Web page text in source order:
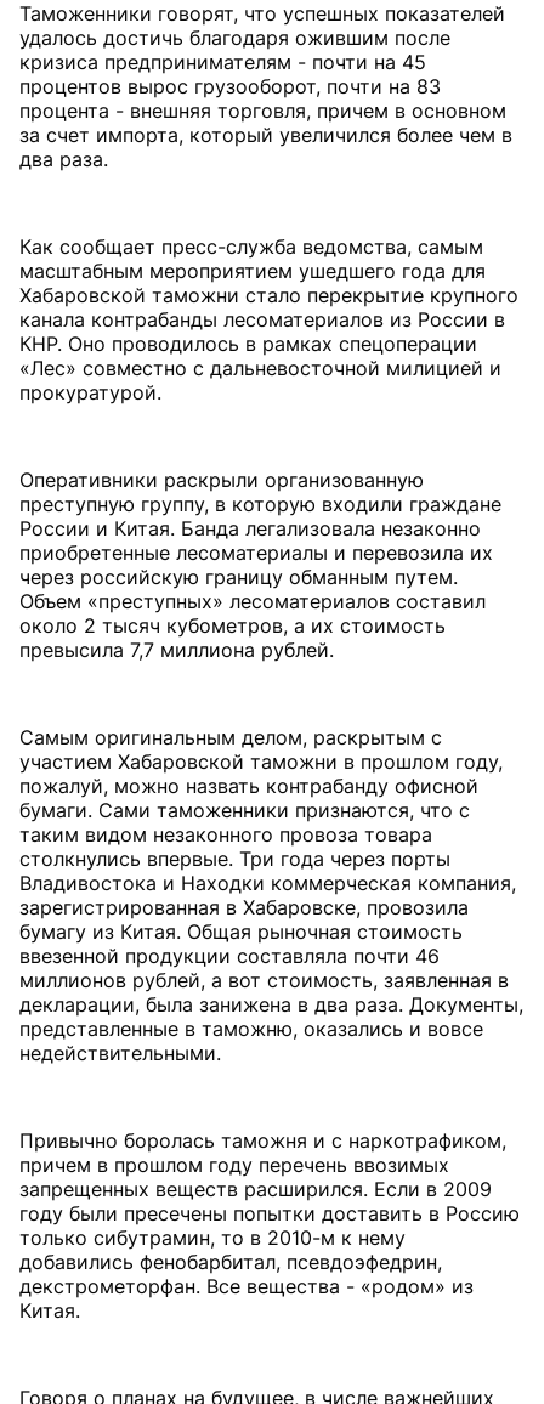
Таможенники говорят, что успешных показателей
удалось достичь благодаря ожившим после
кризиса предпринимателям - почти на 45
процентов вырос грузооборот, почти на 83
процента - внешняя торговля, причем в основном
за счет импорта, который увеличился более чем в
два раза.
Как сообщает пресс-служба ведомства, самым
масштабным мероприятием ушедшего года для
Хабаровской таможни стало перекрытие крупного
канала контрабанды лесоматериалов из России в
КНР. Оно проводилось в рамках спецоперации
«Лес» совместно с дальневосточной милицией и
прокуратурой.
Оперативники раскрыли организованную
преступную группу, в которую входили граждане
России и Китая. Банда легализовала незаконно
приобретенные лесоматериалы и перевозила их
через российскую границу обманным путем.
Объем «преступных» лесоматериалов составил
около 2 тысяч кубометров, а их стоимость
превысила 7,7 миллиона рублей.
Самым оригинальным делом, раскрытым с
участием Хабаровской таможни в прошлом году,
пожалуй, можно назвать контрабанду офисной
бумаги. Сами таможенники признаются, что с
таким видом незаконного провоза товара
столкнулись впервые. Три года через порты
Владивостока и Находки коммерческая компания,
зарегистрированная в Хабаровске, провозила
бумагу из Китая. Общая рыночная стоимость
ввезенной продукции составляла почти 46
миллионов рублей, а вот стоимость, заявленная в
декларации, была занижена в два раза. Документы,
представленные в таможню, оказались и вовсе
недействительными.
Привычно боролась таможня и с наркотрафиком,
причем в прошлом году перечень ввозимых
запрещенных веществ расширился. Если в 2009
году были пресечены попытки доставить в Россию
только сибутрамин, то в 2010-м к нему
добавились фенобарбитал, псевдоэфедрин,
декстрометорфан. Все вещества - «родом» из
Китая.
Говоря о планах на будущее, в числе важнейших